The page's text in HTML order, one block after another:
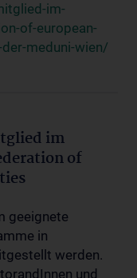
im-
of-european-
meduni-wien/
im
of
geeignete
in
werden.
und